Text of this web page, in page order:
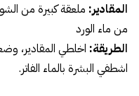
المقادير: ملعقة كبيرة من
من ماء الورد
الطريقة:
اشطفي البشرة بالماء الفاتر.